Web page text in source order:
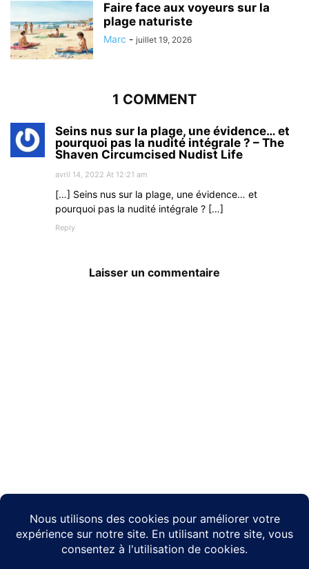
Faire face aux voyeurs sur la
plage naturiste
Marc - juillet 19, 2026
1 COMMENT
Seins nus sur la plage, une évidence… et
pourquoi pas la nudité intégrale ? – The
Shaven Circumcised Nudist Life
avril 14, 2022 At 12:21 am
[…] Seins nus sur la plage, une évidence… et
pourquoi pas la nudité intégrale ? […]
Reply
Laisser un commentaire